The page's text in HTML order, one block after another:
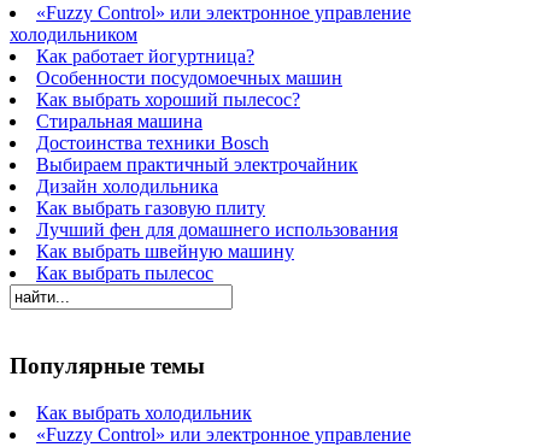
«Fuzzy Control» или электронное управление
холодильником
Как работает йогуртница?
Особенности посудомоечных машин
Как выбрать хороший пылесос?
Стиральная машина
Достоинства техники Bosch
Выбираем практичный электрочайник
Дизайн холодильника
Как выбрать газовую плиту
Лучший фен для домашнего использования
Как выбрать швейную машину
Как выбрать пылесос
Популярные темы
Как выбрать холодильник
«Fuzzy Control» или электронное управление